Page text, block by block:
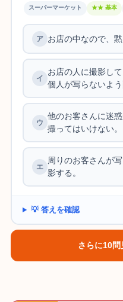
スーパーマーケット ★★ 基本
お店の中なので、
お店の人に撮影し
個人が写らないよう
他のお客さんに迷
撮ってはいけない。
周りのお客さんが
影する。
💡 答えを確認
さらに10問